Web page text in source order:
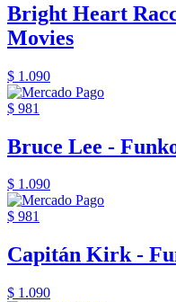
Bright Heart
Movies
$ 1.090
$ 981
Bruce Lee -
$ 1.090
$ 981
Capitán Kirk -
$ 1.090